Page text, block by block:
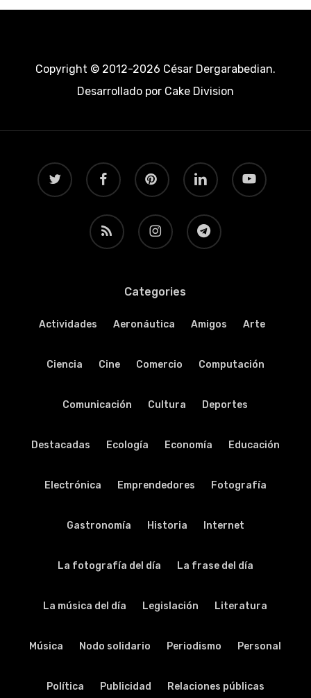
Copyright © 2012-2026 César Dergarabedian.
Desarrollado porCake Division
twitter facebook pinterest linkedin youtube
RSS instagram telegram
Categories
Actividades Aeronáutica Amigos Arte
Ciencia Cine Comercio Computación
Comunicación Cultura Deportes
Destacadas Ecología Economía Educación
Electrónica Emprendedores Fotografía
Gastronomía Historia Internet
La fotografía del día La frase del día
La música del día Legislación Literatura
Música Nodo solidario Periodismo Personal
Política Publicidad Relaciones públicas